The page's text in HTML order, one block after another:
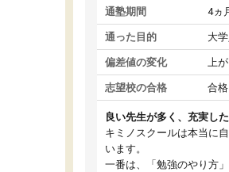
通塾期間 4ヵ
通った目的 大
偏差値の変化 上
志望校の合格 合
良い先生が多く、充実し
キミノスクールは本当に
います。
一番は、「勉強のやり方